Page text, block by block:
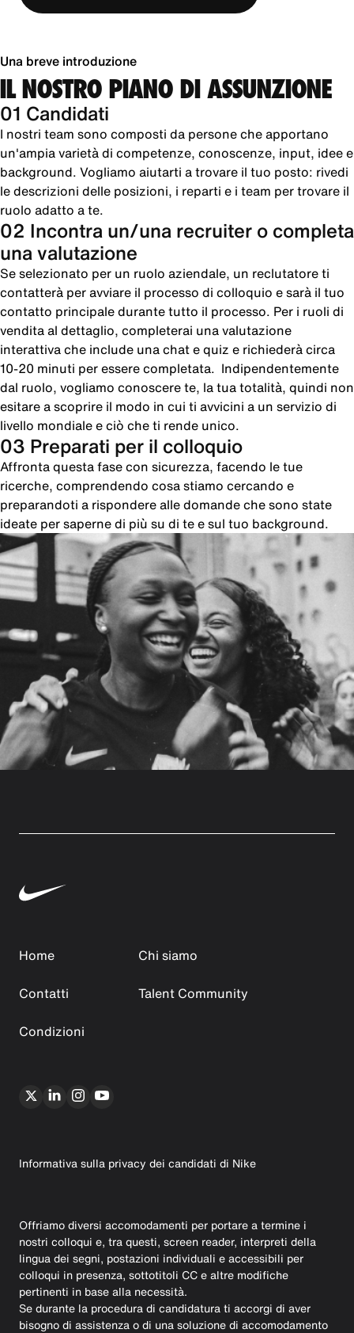
Una breve introduzione
IL NOSTRO PIANO DI ASSUNZIONE
01 Candidati
I nostri team sono composti da persone che apportano
un'ampia varietà di competenze, conoscenze, input, idee e
background. Vogliamo aiutarti a trovare il tuo posto: rivedi
le descrizioni delle posizioni, i reparti e i team per trovare il
ruolo adatto a te.
02 Incontra un/una recruiter o completa
una valutazione
Se selezionato per un ruolo aziendale, un reclutatore ti
contatterà per avviare il processo di colloquio e sarà il tuo
contatto principale durante tutto il processo. Per i ruoli di
vendita al dettaglio, completerai una valutazione
interattiva che include una chat e quiz e richiederà circa
10-20 minuti per essere completata. Indipendentemente
dal ruolo, vogliamo conoscere te, la tua totalità, quindi non
esitare a scoprire il modo in cui ti avvicini a un servizio di
livello mondiale e ciò che ti rende unico.
03 Preparati per il colloquio
Affronta questa fase con sicurezza, facendo le tue
ricerche, comprendendo cosa stiamo cercando e
preparandoti a rispondere alle domande che sono state
ideate per saperne di più su di te e sul tuo background.
Home
Chi siamo
Contatti
Talent Community
Condizioni
Informativa sulla privacy dei candidati di Nike
Offriamo diversi accomodamenti per portare a termine i
nostri colloqui e, tra questi, screen reader, interpreti della
lingua dei segni, postazioni individuali e accessibili per
colloqui in presenza, sottotitoli CC e altre modifiche
pertinenti in base alla necessità.
Se durante la procedura di candidatura ti accorgi di aver
bisogno di assistenza o di una soluzione di accomodamento